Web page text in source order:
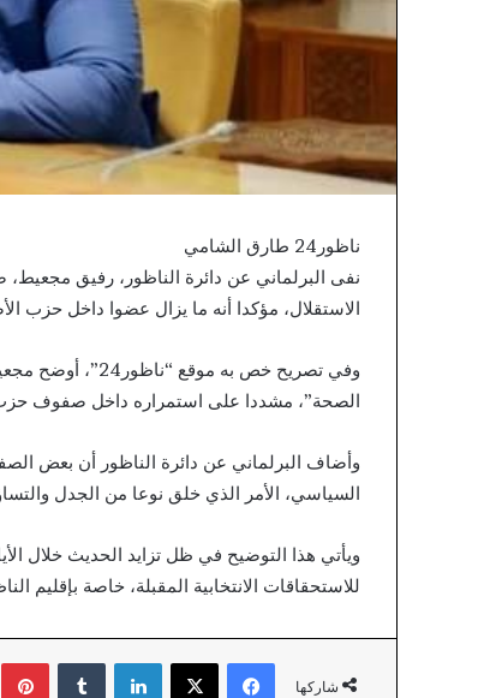
ناظور24 طارق الشامي
نفى البرلماني عن دائرة الناظور، رفيق مجعيط،
الاستقلال، مؤكدا أنه ما يزال عضوا داخل حزب
وفي تصريح خص به
الصحة”، مشددا على استمراره داخل صفوف
وأضاف البرلماني عن دائرة الناظور أن بعض
السياسي، الأمر الذي خلق نوعا من الجدل
ويأتي هذا التوضيح في ظل تزايد الحديث خلال
للاستحقاقات الانتخابية المقبلة، خاصة بإقليم
شاركها
فيسبوك‫X لينكدإن